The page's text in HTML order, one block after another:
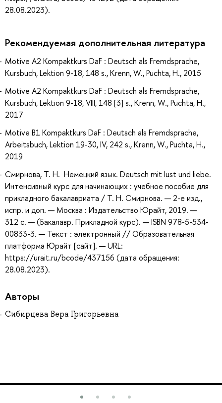
28.08.2023).
Рекомендуемая дополнительная литература
Motive A2 Kompaktkurs DaF : Deutsch als Fremdsprache,
Kursbuch, Lektion 9-18, 148 s., Krenn, W., Puchta, H., 2015
Motive A2 Kompaktkurs DaF : Deutsch als Fremdsprache,
Kursbuch, Lektion 9-18, VIII, 148 [3] s., Krenn, W., Puchta, H.,
2017
Motive B1 Kompaktkurs DaF : Deutsch als Fremdsprache,
Arbeitsbuch, Lektion 19-30, IV, 242 s., Krenn, W., Puchta, H.,
2019
Смирнова, Т. Н. Немецкий язык. Deutsch mit lust und liebe.
Интенсивный курс для начинающих : учебное пособие для
прикладного бакалавриата / Т. Н. Смирнова. — 2-е изд.,
испр. и доп. — Москва : Издательство Юрайт, 2019. —
312 с. — (Бакалавр. Прикладной курс). — ISBN 978-5-534-
00833-3. — Текст : электронный // Образовательная
платформа Юрайт [сайт]. — URL:
https://urait.ru/bcode/437156 (дата обращения:
28.08.2023).
Авторы
Сибирцева Вера Григорьевна